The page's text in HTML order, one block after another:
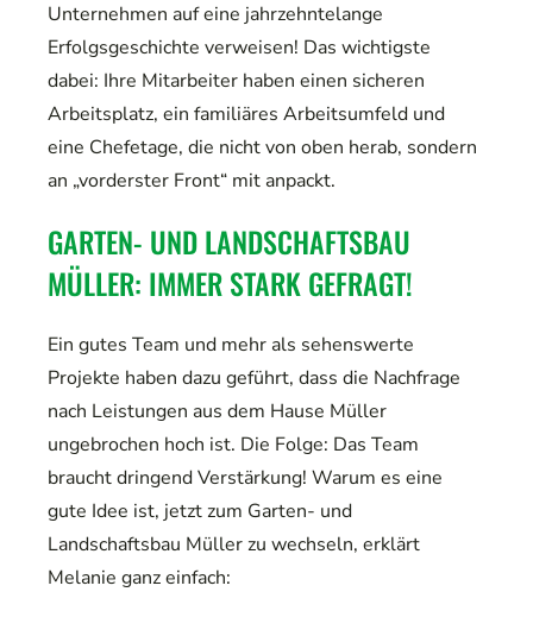
Unternehmen auf eine jahrzehntelange
Erfolgsgeschichte verweisen! Das wichtigste
dabei: Ihre Mitarbeiter haben einen sicheren
Arbeitsplatz, ein familiäres Arbeitsumfeld und
eine Chefetage, die nicht von oben herab, sondern
an „vorderster Front“ mit anpackt.
GARTEN- UND LANDSCHAFTSBAU
MÜLLER: IMMER STARK GEFRAGT!
Ein gutes Team und mehr als sehenswerte
Projekte haben dazu geführt, dass die Nachfrage
nach Leistungen aus dem Hause Müller
ungebrochen hoch ist. Die Folge: Das Team
braucht dringend Verstärkung! Warum es eine
gute Idee ist, jetzt zum Garten- und
Landschaftsbau Müller zu wechseln, erklärt
Melanie ganz einfach: